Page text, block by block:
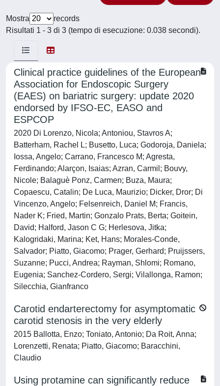
Mostra
records
Risultati 1 - 3 di 3 (tempo di esecuzione: 0.038 secondi).
Clinical practice guidelines of the European
Association for Endoscopic Surgery
(EAES) on bariatric surgery: update 2020
endorsed by IFSO-EC, EASO and
ESPCOP
2020 Di Lorenzo, Nicola; Antoniou, Stavros A;
Batterham, Rachel L; Busetto, Luca; Godoroja, Daniela;
Iossa, Angelo; Carrano, Francesco M; Agresta,
Ferdinando; Alarçon, Isaias; Azran, Carmil; Bouvy,
Nicole; Balaguè Ponz, Carmen; Buza, Maura;
Copaescu, Catalin; De Luca, Maurizio; Dicker, Dror; Di
Vincenzo, Angelo; Felsenreich, Daniel M; Francis,
Nader K; Fried, Martin; Gonzalo Prats, Berta; Goitein,
David; Halford, Jason C G; Herlesova, Jitka;
Kalogridaki, Marina; Ket, Hans; Morales-Conde,
Salvador; Piatto, Giacomo; Prager, Gerhard; Pruijssers,
Suzanne; Pucci, Andrea; Rayman, Shlomi; Romano,
Eugenia; Sanchez-Cordero, Sergi; Vilallonga, Ramon;
Silecchia, Gianfranco
Carotid endarterectomy for asymptomatic
carotid stenosis in the very elderly
2015 Ballotta, Enzo; Toniato, Antonio; Da Roit, Anna;
Lorenzetti, Renata; Piatto, Giacomo; Baracchini,
Claudio
Using protamine can significantly reduce